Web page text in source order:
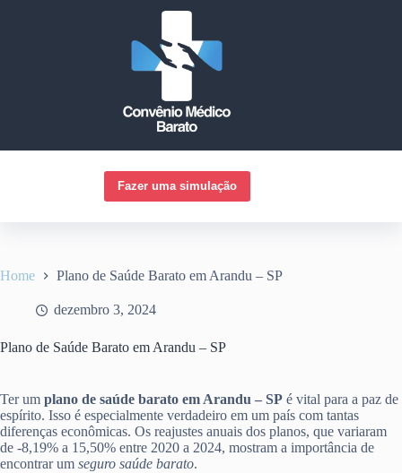
Fazer uma simulação
Home Plano de Saúde Barato em Arandu – SP
dezembro 3, 2024
Plano de Saúde Barato em Arandu – SP
Ter um plano de saúde barato em Arandu – SP é vital para a paz de
espírito. Isso é especialmente verdadeiro em um país com tantas
diferenças econômicas. Os reajustes anuais dos planos, que variaram
de -8,19% a 15,50% entre 2020 a 2024, mostram a importância de
encontrar um seguro saúde barato.